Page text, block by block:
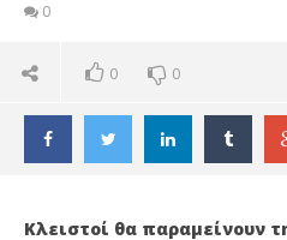
0
0 0
Kλειστοί θα παραμείνουν